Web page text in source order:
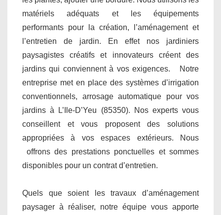
matériels adéquats et les équipements
performants pour la création, l’aménagement et
l’entretien de jardin. En effet nos jardiniers
paysagistes créatifs et innovateurs créent des
jardins qui conviennent à vos exigences. Notre
entreprise met en place des systèmes d’irrigation
conventionnels, arrosage automatique pour vos
jardins à L’Ile-D’Yeu (85350). Nos experts vous
conseillent et vous proposent des solutions
appropriées à vos espaces extérieurs. Nous
offrons des prestations ponctuelles et sommes
disponibles pour un contrat d’entretien.
Quels que soient les travaux d’aménagement
paysager à réaliser, notre équipe vous apporte